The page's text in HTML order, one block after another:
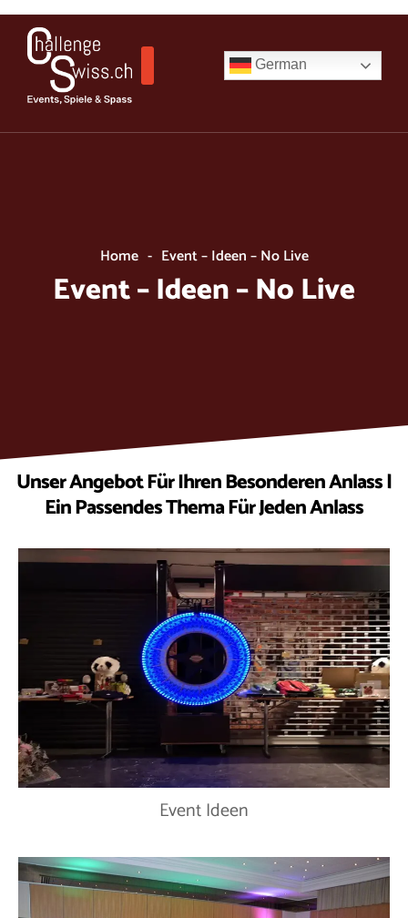
Skip
content
German
Home - Event – Ideen – No Live
Event – Ideen – No Live
Unser Angebot Für Ihren Besonderen Anlass |
Ein Passendes Thema Für Jeden Anlass
Event Ideen